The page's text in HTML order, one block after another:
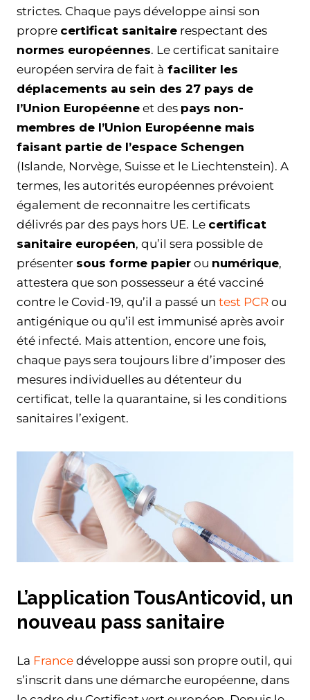
strictes. Chaque pays développe ainsi son
propre certificat sanitaire respectant des
normes européennes. Le certificat sanitaire
européen servira de fait à faciliter les
déplacements au sein des 27 pays de
l’Union Européenne et des pays non-
membres de l’Union Européenne mais
faisant partie de l’espace Schengen
(Islande, Norvège, Suisse et le Liechtenstein). A
termes, les autorités européennes prévoient
également de reconnaitre les certificats
délivrés par des pays hors UE. Le certificat
sanitaire européen, qu’il sera possible de
présenter sous forme papier ou numérique,
attestera que son possesseur a été vacciné
contre le Covid-19, qu’il a passé un test PCR ou
antigénique ou qu’il est immunisé après avoir
été infecté. Mais attention, encore une fois,
chaque pays sera toujours libre d’imposer des
mesures individuelles au détenteur du
certificat, telle la quarantaine, si les conditions
sanitaires l’exigent.
L’application TousAnticovid, un
nouveau pass sanitaire
La France développe aussi son propre outil, qui
s’inscrit dans une démarche européenne, dans